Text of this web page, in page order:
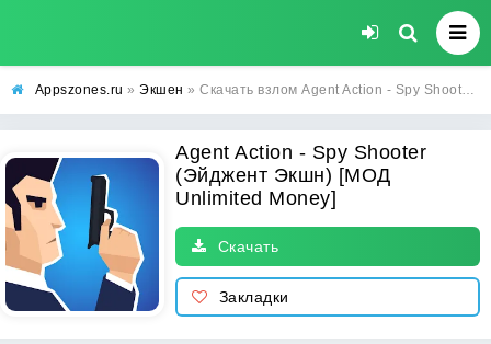
Appszones.ru » Экшен » Скачать взлом Agent Action - Spy Shooter (Эйджент Экшн) [МОД Unlimited Money] на Андроид
Agent Action - Spy Shooter
(Эйджент Экшн) [МОД
Unlimited Money]
Скачать
Закладки